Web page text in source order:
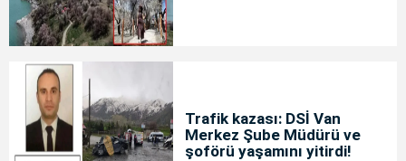
Trafik kazası: DSİ Van
Merkez Şube Müdürü ve
şoförü yaşamını yitirdi!